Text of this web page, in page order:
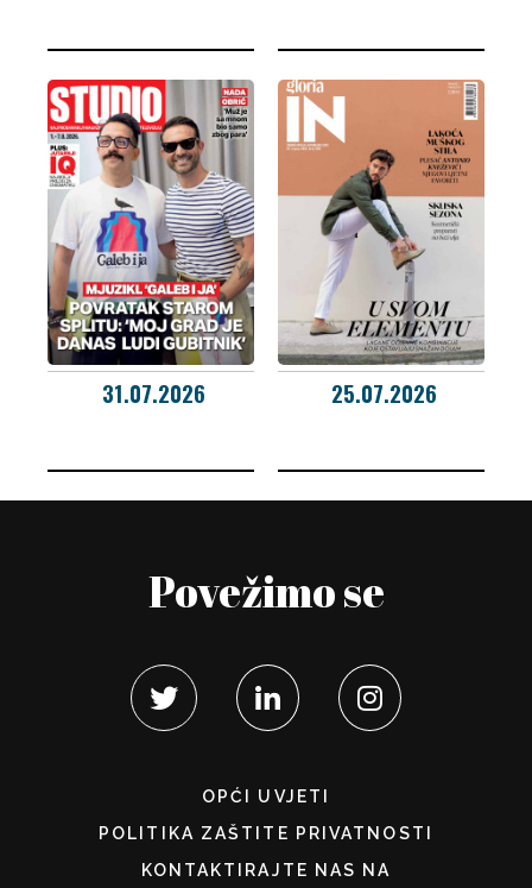
31.07.2026 25.07.2026
Povežimo se
OPĆI UVJETI
POLITIKA ZAŠTITE PRIVATNOSTI
KONTAKTIRAJTE NAS NA